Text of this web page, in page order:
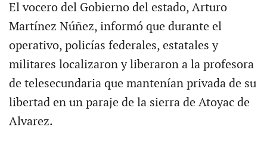
El vocero del Gobierno del estado, Arturo
Martínez Núñez, informó que durante el
operativo, policías federales, estatales y
militares localizaron y liberaron a la profesora
de telesecundaria que mantenían privada de su
libertad en un paraje de la sierra de Atoyac de
Alvarez.